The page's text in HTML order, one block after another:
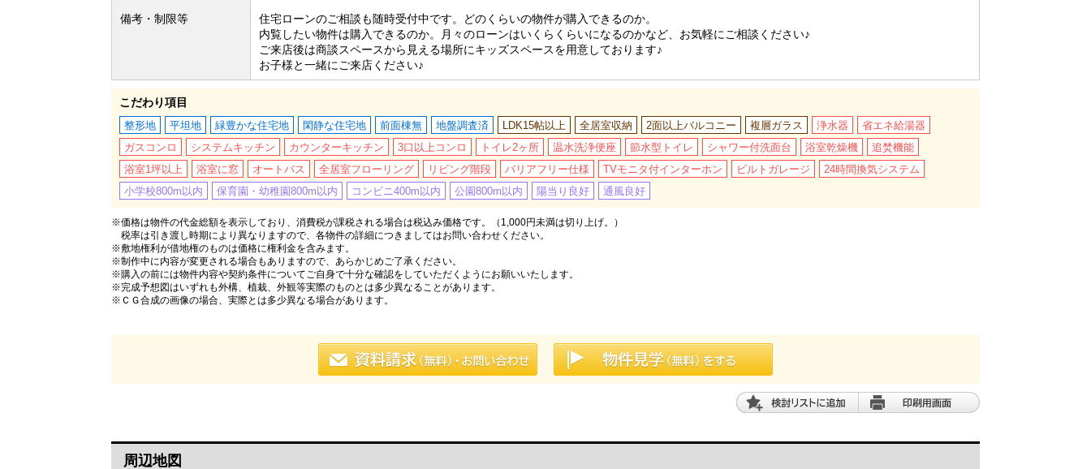
備考・制限等
住宅ローンのご相談も随時受付中です。どのくらいの物件が購入できるのか。
内覧したい物件は購入できるのか。月々のローンはいくらくらいになるのかなど、お気軽にご相談ください♪
ご来店後は商談スペースから見える場所にキッズスペースを用意しております♪
お子様と一緒にご来店ください♪
こだわり項目
整形地 平坦地 緑豊かな住宅地 閑静な住宅地 前面棟無 地盤調査済 LDK15帖以上 全居室収納 2面以上バルコニー 複層ガラス 浄水器
省エネ給湯器
ガスコンロ
システムキッチン カウンターキッチン 3口以上コンロ トイレ2ヶ所 温水洗浄便座 節水型トイレ シャワー付洗面台 浴室乾燥機
追焚機能
浴室1坪以上
浴室に窓 オートバス 全居室フローリング リビング階段 バリアフリー仕様 TVモニタ付インターホン ビルトガレージ
24時間換気システム
小学校800m以内
保育園・幼稚園800m以内 コンビニ400m以内 公園800m以内 陽当り良好 通風良好
※価格は物件の代金総額を表示しており、消費税が課税される場合は税込み価格です。（1,000円未満は切り上げ。）
税率は引き渡し時期により異なりますので、各物件の詳細につきましてはお問い合わせください。
※敷地権利が借地権のものは価格に権利金を含みます。
※制作中に内容が変更される場合もありますので、あらかじめご了承ください。
※購入の前には物件内容や契約条件についてご自身で十分な確認をしていただくようにお願いいたします。
※完成予想図はいずれも外構、植栽、外観等実際のものとは多少異なることがあります。
※ＣＧ合成の画像の場合、実際とは多少異なる場合があります。
周辺地図